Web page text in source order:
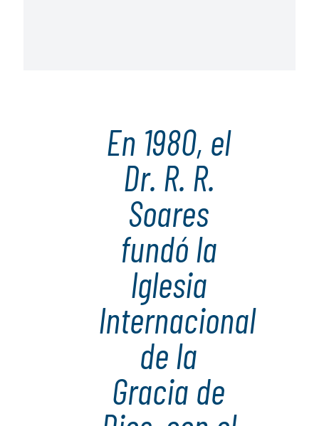
En 1980, el
Dr. R. R.
Soares
fundó la
Iglesia
Internacional
de la
Gracia de